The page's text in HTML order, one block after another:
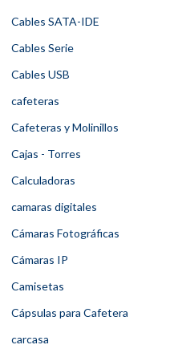
Cables SATA-IDE
Cables Serie
Cables USB
cafeteras
Cafeteras y Molinillos
Cajas - Torres
Calculadoras
camaras digitales
Cámaras Fotográficas
Cámaras IP
Camisetas
Cápsulas para Cafetera
carcasa